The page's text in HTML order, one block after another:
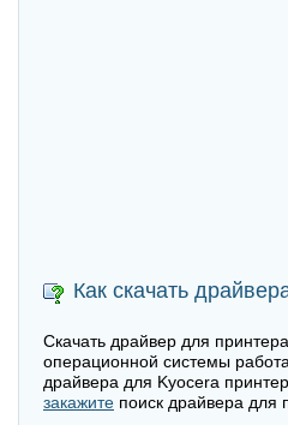
Как скачать
Скачать драйвер для
операционной системы
драйвера для Kyocera
закажите поиск драйвера для